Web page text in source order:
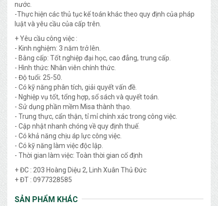
nước.
-Thực hiện các thủ tục kế toán khác theo quy định của pháp
luật và yêu cầu của cấp trên.
+ Yêu cầu công việc :
- Kinh nghiệm: 3 năm trở lên.
- Bằng cấp: Tốt nghiệp đại học, cao đẳng, trung cấp.
- Hình thức: Nhân viên chính thức.
- Độ tuổi: 25-50.
- Có kỹ năng phân tích, giải quyết vấn đề.
- Nghiệp vụ tốt, tổng hợp, sổ sách và quyết toán.
- Sử dụng phần mềm Misa thành thạo.
- Trung thực, cẩn thận, tỉ mỉ chính xác trong công việc.
- Cập nhật nhanh chóng về quy định thuế.
- Có khả năng chịu áp lực công việc.
- Có kỹ năng làm việc độc lập.
- Thời gian làm việc: Toàn thời gian cố định
+ ĐC : 203 Hoàng Diệu 2, Linh Xuân Thủ Đức
+ ĐT : 0977328585
SẢN PHẨM KHÁC